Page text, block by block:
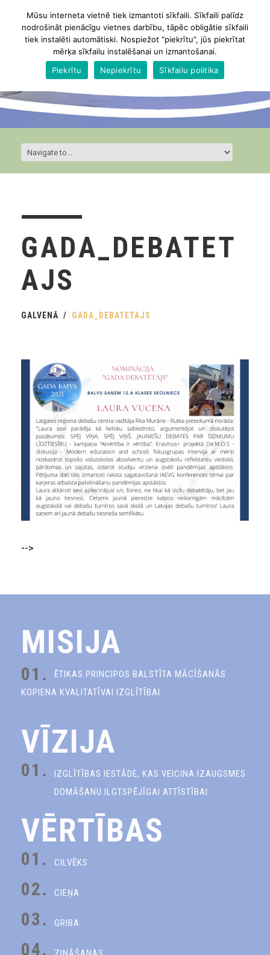
GADA_DEBATET
AJS
GALVENĀ GADA_DEBATETAJS
-->
MISIJA
01.
ĒTIKAS PRINCIPOS BALSTĪTA MĀCĪŠANĀS
KOPIENA KVALITATĪVAI IZGLĪTĪBAI
VĪZIJA
01.
IZGLĪTĪBAS IESTĀDE, KAS VEICINA IZAUGSMES
DOMĀŠANU ILGTSPĒJĪGAI ATTĪSTĪBAI
VĒRTĪBAS
01. CILVĒKS
02. CIEŅA
03. GRIBA
04.
Mūsu interneta vietnē tiek izmantoti sīkfaili. Sīkfaili palīdz
nodrošināt pienācīgu vietnes darbību, tāpēc obligātie sīkfaili
tiek instalēti automātiski. Nospiežot “piekrītu”, jūs piekrītat
mērķa sīkfailu instalēšanai un izmantošanai.
Piekrītu
Nepiekrītu Sīkfailu politika